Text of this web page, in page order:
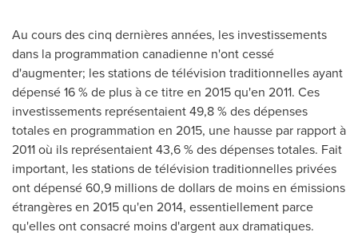
Au cours des cinq dernières années, les investissements
dans la programmation canadienne n'ont cessé
d'augmenter; les stations de télévision traditionnelles ayant
dépensé 16 % de plus à ce titre en 2015 qu'en 2011. Ces
investissements représentaient 49,8 % des dépenses
totales en programmation en 2015, une hausse par rapport à
2011 où ils représentaient 43,6 % des dépenses totales. Fait
important, les stations de télévision traditionnelles privées
ont dépensé 60,9 millions de dollars de moins en émissions
étrangères en 2015 qu'en 2014, essentiellement parce
qu'elles ont consacré moins d'argent aux dramatiques.